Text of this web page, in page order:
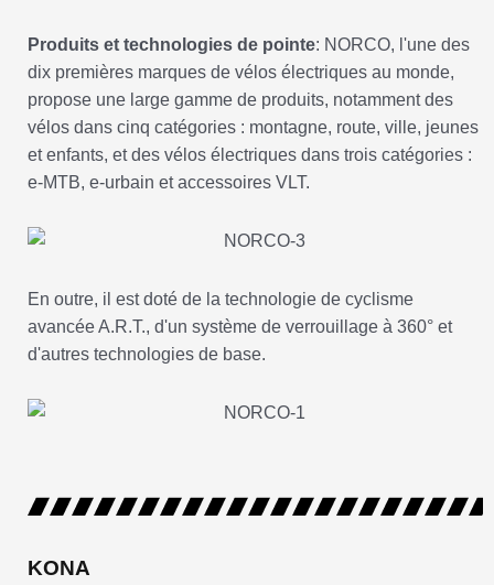
Produits et technologies de pointe: NORCO, l'une des
dix premières marques de vélos électriques au monde,
propose une large gamme de produits, notamment des
vélos dans cinq catégories : montagne, route, ville, jeunes
et enfants, et des vélos électriques dans trois catégories :
e-MTB, e-urbain et accessoires VLT.
En outre, il est doté de la technologie de cyclisme
avancée A.R.T., d'un système de verrouillage à 360° et
d'autres technologies de base.
KONA